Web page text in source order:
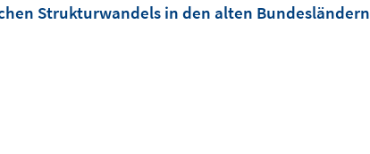
Strukturwandels in den alten Bundesländern